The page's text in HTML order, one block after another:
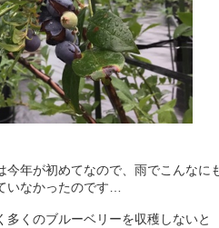
今年が初めてなので、雨でこんなに
いなかったのです…
くのブルーベリーを収穫しないと